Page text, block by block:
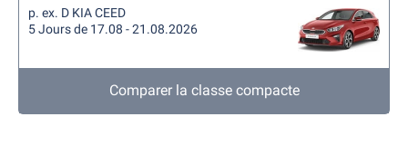
p. ex. D KIA CEED
5 Jours de 17.08 - 21.08.2026
Comparer la classe compacte